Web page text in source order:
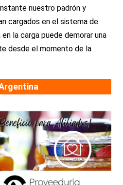
nuestro padrón y
cargados en el sistema de
la carga puede demorar una
desde el momento de la